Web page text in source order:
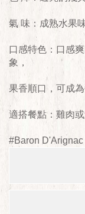
氣 味：成熟水果
口感特色：口感
象，
果香順口，可成
適搭餐點：雞肉
#Baron